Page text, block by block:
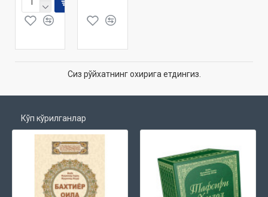
Сиз рўйхатнинг охирига етдингиз.
Кўп кўрилганлар